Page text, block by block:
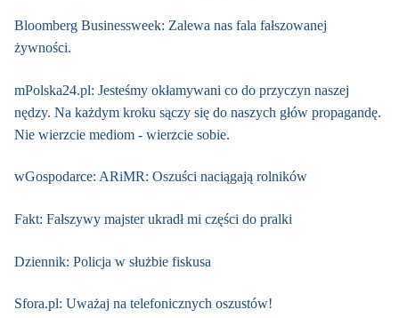
Bloomberg Businessweek: Zalewa nas fala fałszowanej
żywności.
mPolska24.pl: Jesteśmy okłamywani co do przyczyn naszej
nędzy. Na każdym kroku sączy się do naszych głów propagandę.
Nie wierzcie mediom - wierzcie sobie.
wGospodarce: ARiMR: Oszuści naciągają rolników
Fakt: Fałszywy majster ukradł mi części do pralki
Dziennik: Policja w służbie fiskusa
Sfora.pl: Uważaj na telefonicznych oszustów!